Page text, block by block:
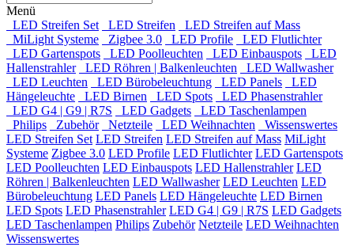
Menü
LED Streifen Set
LED Streifen
LED Streifen auf Mass
MiLight Systeme
Zigbee 3.0 LED Profile
LED Flutlichter
LED Gartenspots
LED Poolleuchten LED Einbauspots
LED
Hallenstrahler
LED Röhren | Balkenleuchten
LED Wallwasher
LED Leuchten
LED Bürobeleuchtung LED Panels
LED
Hängeleuchte
LED Birnen LED Spots
LED Phasenstrahler
LED G4 | G9 | R7S
LED Gadgets
LED Taschenlampen
Philips
Zubehör Netzteile LED Weihnachten
Wissenswertes
LED Streifen Set LED Streifen LED Streifen auf Mass MiLight
Systeme Zigbee 3.0 LED Profile LED Flutlichter LED Gartenspots
LED Poolleuchten LED Einbauspots LED Hallenstrahler LED
Röhren | Balkenleuchten LED Wallwasher LED Leuchten LED
Bürobeleuchtung LED Panels LED Hängeleuchte LED Birnen
LED Spots LED Phasenstrahler LED G4 | G9 | R7S LED Gadgets
LED Taschenlampen Philips Zubehör Netzteile LED Weihnachten
Wissenswertes